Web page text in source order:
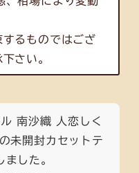
るものではござ
さい。
南沙織 人恋しく
未開封カセットテ
ました。